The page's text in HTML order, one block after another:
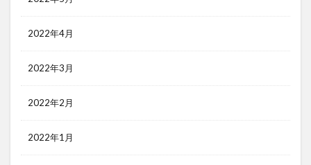
2022年4月
2022年3月
2022年2月
2022年1月